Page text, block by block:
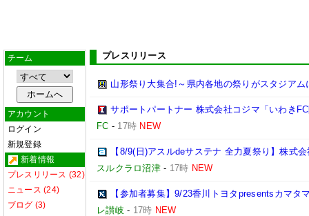
チーム
アカウント
ログイン
新規登録
新着情報
プレスリリース (32)
ニュース (24)
ブログ (3)
プレスリリース
山形祭り大集合!～県内各地の祭りがスタジアム
サポートパートナー 株式会社コジマ「いわき
FC - 17時 NEW
【8/9(日)アスルdeサステナ 全力夏祭り】株式
スルクラロ沼津- 17時 NEW
【参加者募集】9/23香川トヨタpresentsカマタ
レ讃岐 - 17時 NEW